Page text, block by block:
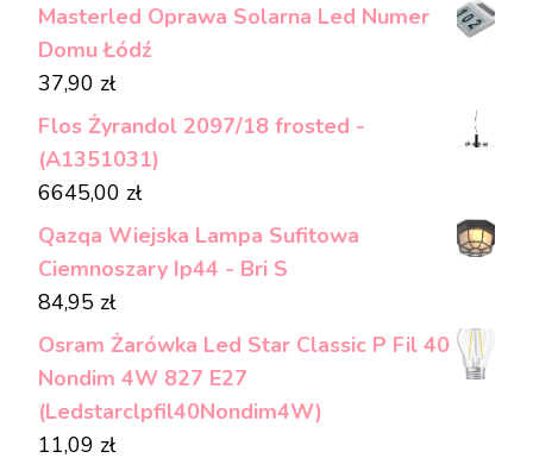
Masterled Oprawa Solarna Led Numer
Domu Łódź
37,90 zł
Flos Żyrandol 2097/18 frosted -
(A1351031)
6645,00 zł
Qazqa Wiejska Lampa Sufitowa
Ciemnoszary Ip44 - Bri S
84,95 zł
Osram Żarówka Led Star Classic P Fil 40
Nondim 4W 827 E27
(Ledstarclpfil40Nondim4W)
11,09 zł